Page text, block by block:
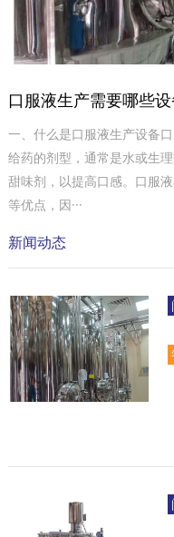
口服液生产需要哪些
一、什么是口服液生产设备
给药的剂型，通常是水或生
甜味剂，以提高口感。口服
等优点，因···
新闻动态